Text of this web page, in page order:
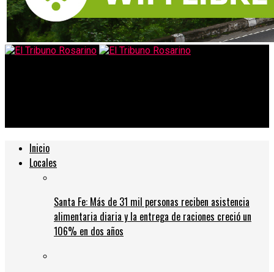
Inicio
Locales
Santa Fe: Más de 31 mil personas reciben asistencia
alimentaria diaria y la entrega de raciones creció un
106% en dos años